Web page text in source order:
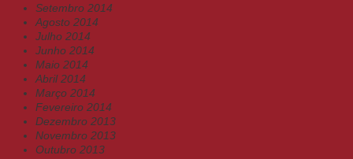
Setembro 2014
Agosto 2014
Julho 2014
Junho 2014
Maio 2014
Abril 2014
Março 2014
Fevereiro 2014
Dezembro 2013
Novembro 2013
Outubro 2013